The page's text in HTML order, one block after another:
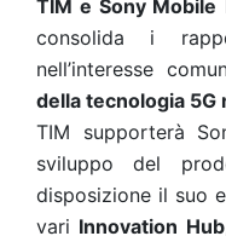
TIM e Sony Mobile
consolida i
nell’interesse
della tecnologia
TIM supporterà
sviluppo del
disposizione il suo
vari Innovation Hub